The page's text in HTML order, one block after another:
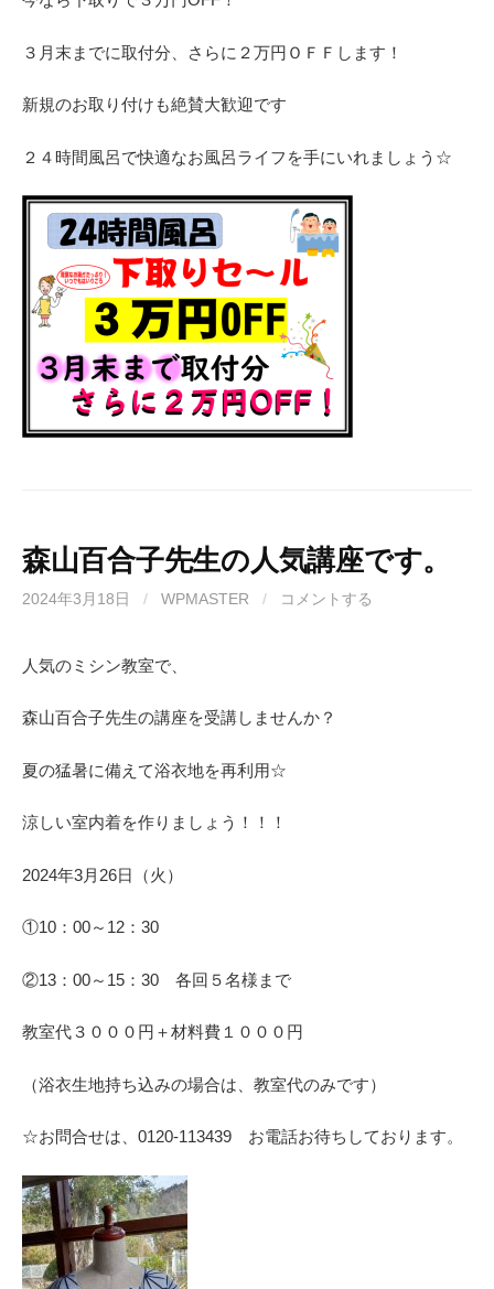
３月末までに取付分、さらに２万円ＯＦＦします！
新規のお取り付けも絶賛大歓迎です
２４時間風呂で快適なお風呂ライフを手にいれましょう☆
森山百合子先生の人気講座です。
2024年3月18日 / WPMASTER / コメントする
人気のミシン教室で、
森山百合子先生の講座を受講しませんか？
夏の猛暑に備えて浴衣地を再利用☆
涼しい室内着を作りましょう！！！
2024年3月26日（火）
①10：00～12：30
②13：00～15：30 各回５名様まで
教室代３０００円＋材料費１０００円
（浴衣生地持ち込みの場合は、教室代のみです）
☆お問合せは、0120-113439 お電話お待ちしております。